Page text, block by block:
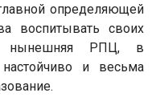
определяющей
воспитывать своих
нынешняя РПЦ, в
и весьма